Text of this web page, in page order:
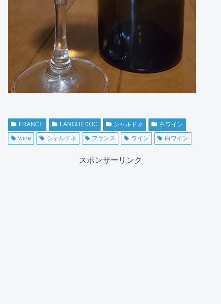
FRANCE LANGUEDOC シャルドネ
白ワイン
wine
シャルドネ フランス ワイン 白ワイン
スポンサーリンク